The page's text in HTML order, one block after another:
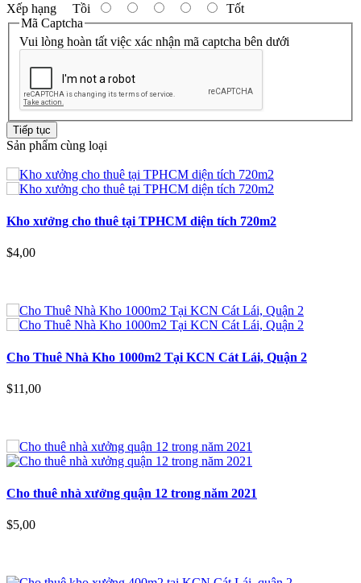
Xếp hạng Tồi
Tốt
Mã Captcha
Vui lòng hoàn tất việc xác nhận mã captcha bên dưới
Tiếp tục
Sản phẩm cùng loại
Kho xưởng cho thuê tại TPHCM diện tích 720m2
$4,00
Cho Thuê Nhà Kho 1000m2 Tại KCN Cát Lái, Quận 2
$11,00
Cho thuê nhà xưởng quận 12 trong năm 2021
$5,00